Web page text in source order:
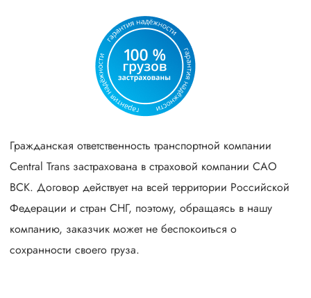
Гражданская ответственность транспортной компании
Central Trans застрахована в страховой компании САО
ВСК. Договор действует на всей территории Российской
Федерации и стран СНГ, поэтому, обращаясь в нашу
компанию, заказчик может не беспокоиться о
сохранности своего груза.